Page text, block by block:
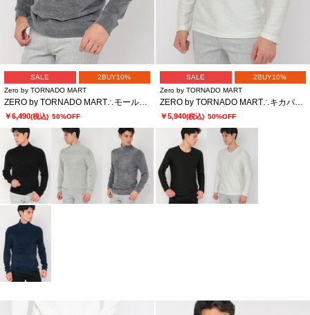
SALE
2BUY10%
Zero by TORNADO MART
ZERO by TORNADO MART∴モールヤーンタートルネックニット
￥6,490(税込) 50%OFF
SALE
2BUY10%
Zero by TORNADO MART
ZERO by TORNADO MART∴キカバイヤスジャカードクルーネックカットソー
￥5,940(税込) 50%OFF